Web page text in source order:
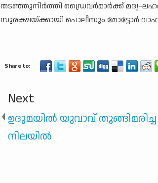
തടഞ്ഞുനിര്‍ത്തി ഡ്രൈവര്‍മാര്‍ക്ക് മദ്യ-
സുരക്ഷയ്ക്കായി പൊലീസും മോട്ടോര്‍
Next
ഉദുമയിൽ യുവാവ് തൂങ്ങിമരിച്ച
നിലയില്‍
കാസർഗോഡ്, കുമ്പള,